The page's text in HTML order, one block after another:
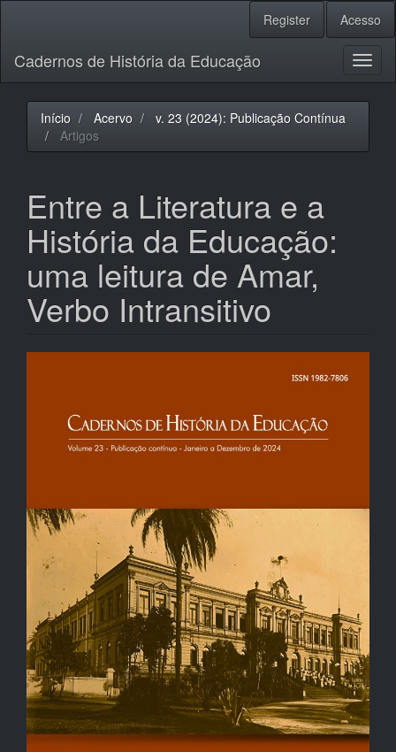
principal
Barra
Lateral
Register Acesso
Cadernos de História da Educação
Início Acervo
v. 23 (2024): Publicação Contínua
Artigos
Entre a Literatura e a
História da Educação:
uma leitura de Amar,
Verbo Intransitivo
artigos